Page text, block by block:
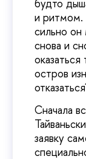
будто
и ритмом.
сильно он
снова и
оказаться
остров
Сначала
заявку